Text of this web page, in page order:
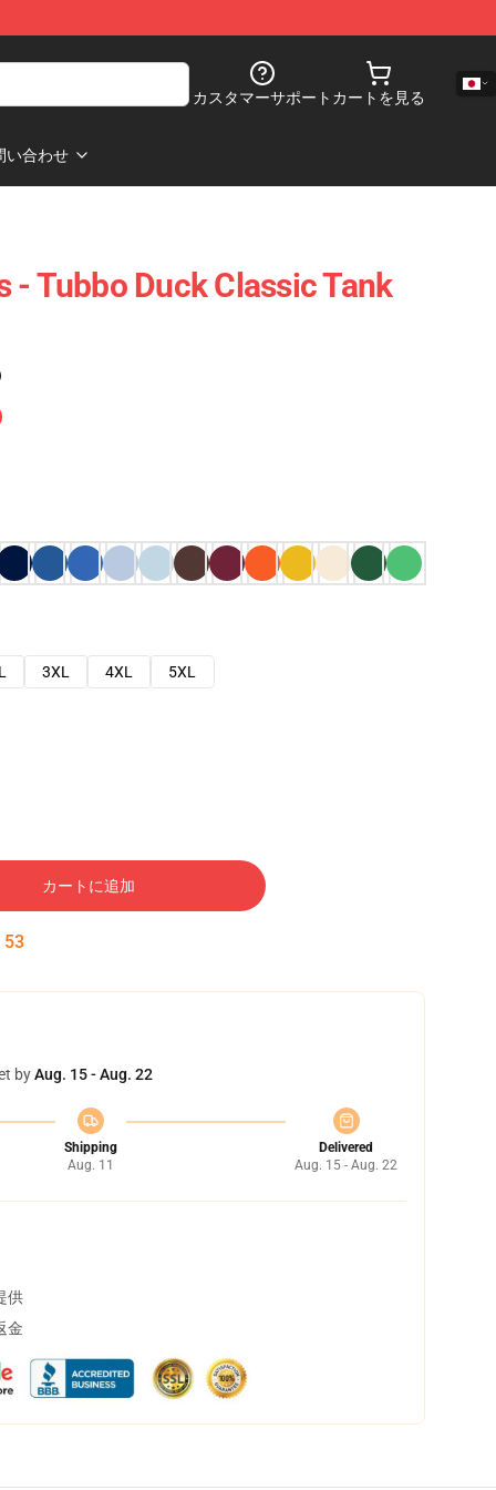
カスタマーサポート カートを見る
い合わせ
- Tubbo Duck Classic Tank
3XL 4XL 5XL
カートに追加
52
byAug. 15 - Aug. 22
Shipping
Aug. 11
Delivered
Aug. 15 - Aug. 22
供
金